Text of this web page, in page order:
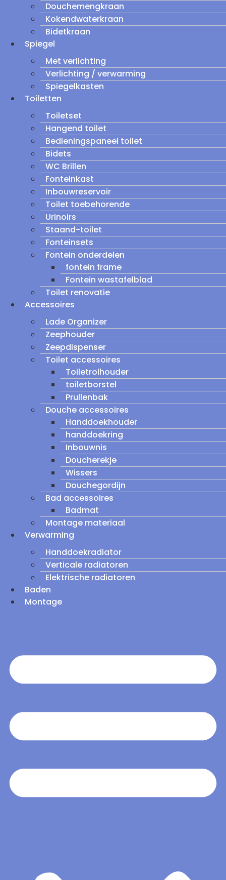
Douchemengkraan
Kokendwaterkraan
Bidetkraan
Spiegel
Met verlichting
Verlichting / verwarming
Spiegelkasten
Toiletten
Toiletset
Hangend toilet
Bedieningspaneel toilet
Bidets
WC Brillen
Fonteinkast
Inbouwreservoir
Toilet toebehorende
Urinoirs
Staand-toilet
Fonteinsets
Fontein onderdelen
fontein frame
Fontein wastafelblad
Toilet renovatie
Accessoires
Lade Organizer
Zeephouder
Zeepdispenser
Toilet accessoires
Toiletrolhouder
toiletborstel
Prullenbak
Douche accessoires
Handdoekhouder
handdoekring
Inbouwnis
Doucherekje
Wissers
Douchegordijn
Bad accessoires
Badmat
Montage materiaal
Verwarming
Handdoekradiator
Verticale radiatoren
Elektrische radiatoren
Baden
Montage